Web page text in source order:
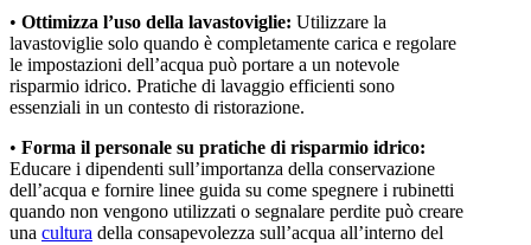
• Ottimizza l’uso della lavastoviglie: Utilizzare la
lavastoviglie solo quando è completamente carica e regolare
le impostazioni dell’acqua può portare a un notevole
risparmio idrico. Pratiche di lavaggio efficienti sono
essenziali in un contesto di ristorazione.
• Forma il personale su pratiche di risparmio idrico:
Educare i dipendenti sull’importanza della conservazione
dell’acqua e fornire linee guida su come spegnere i rubinetti
quando non vengono utilizzati o segnalare perdite può creare
una cultura della consapevolezza sull’acqua all’interno del